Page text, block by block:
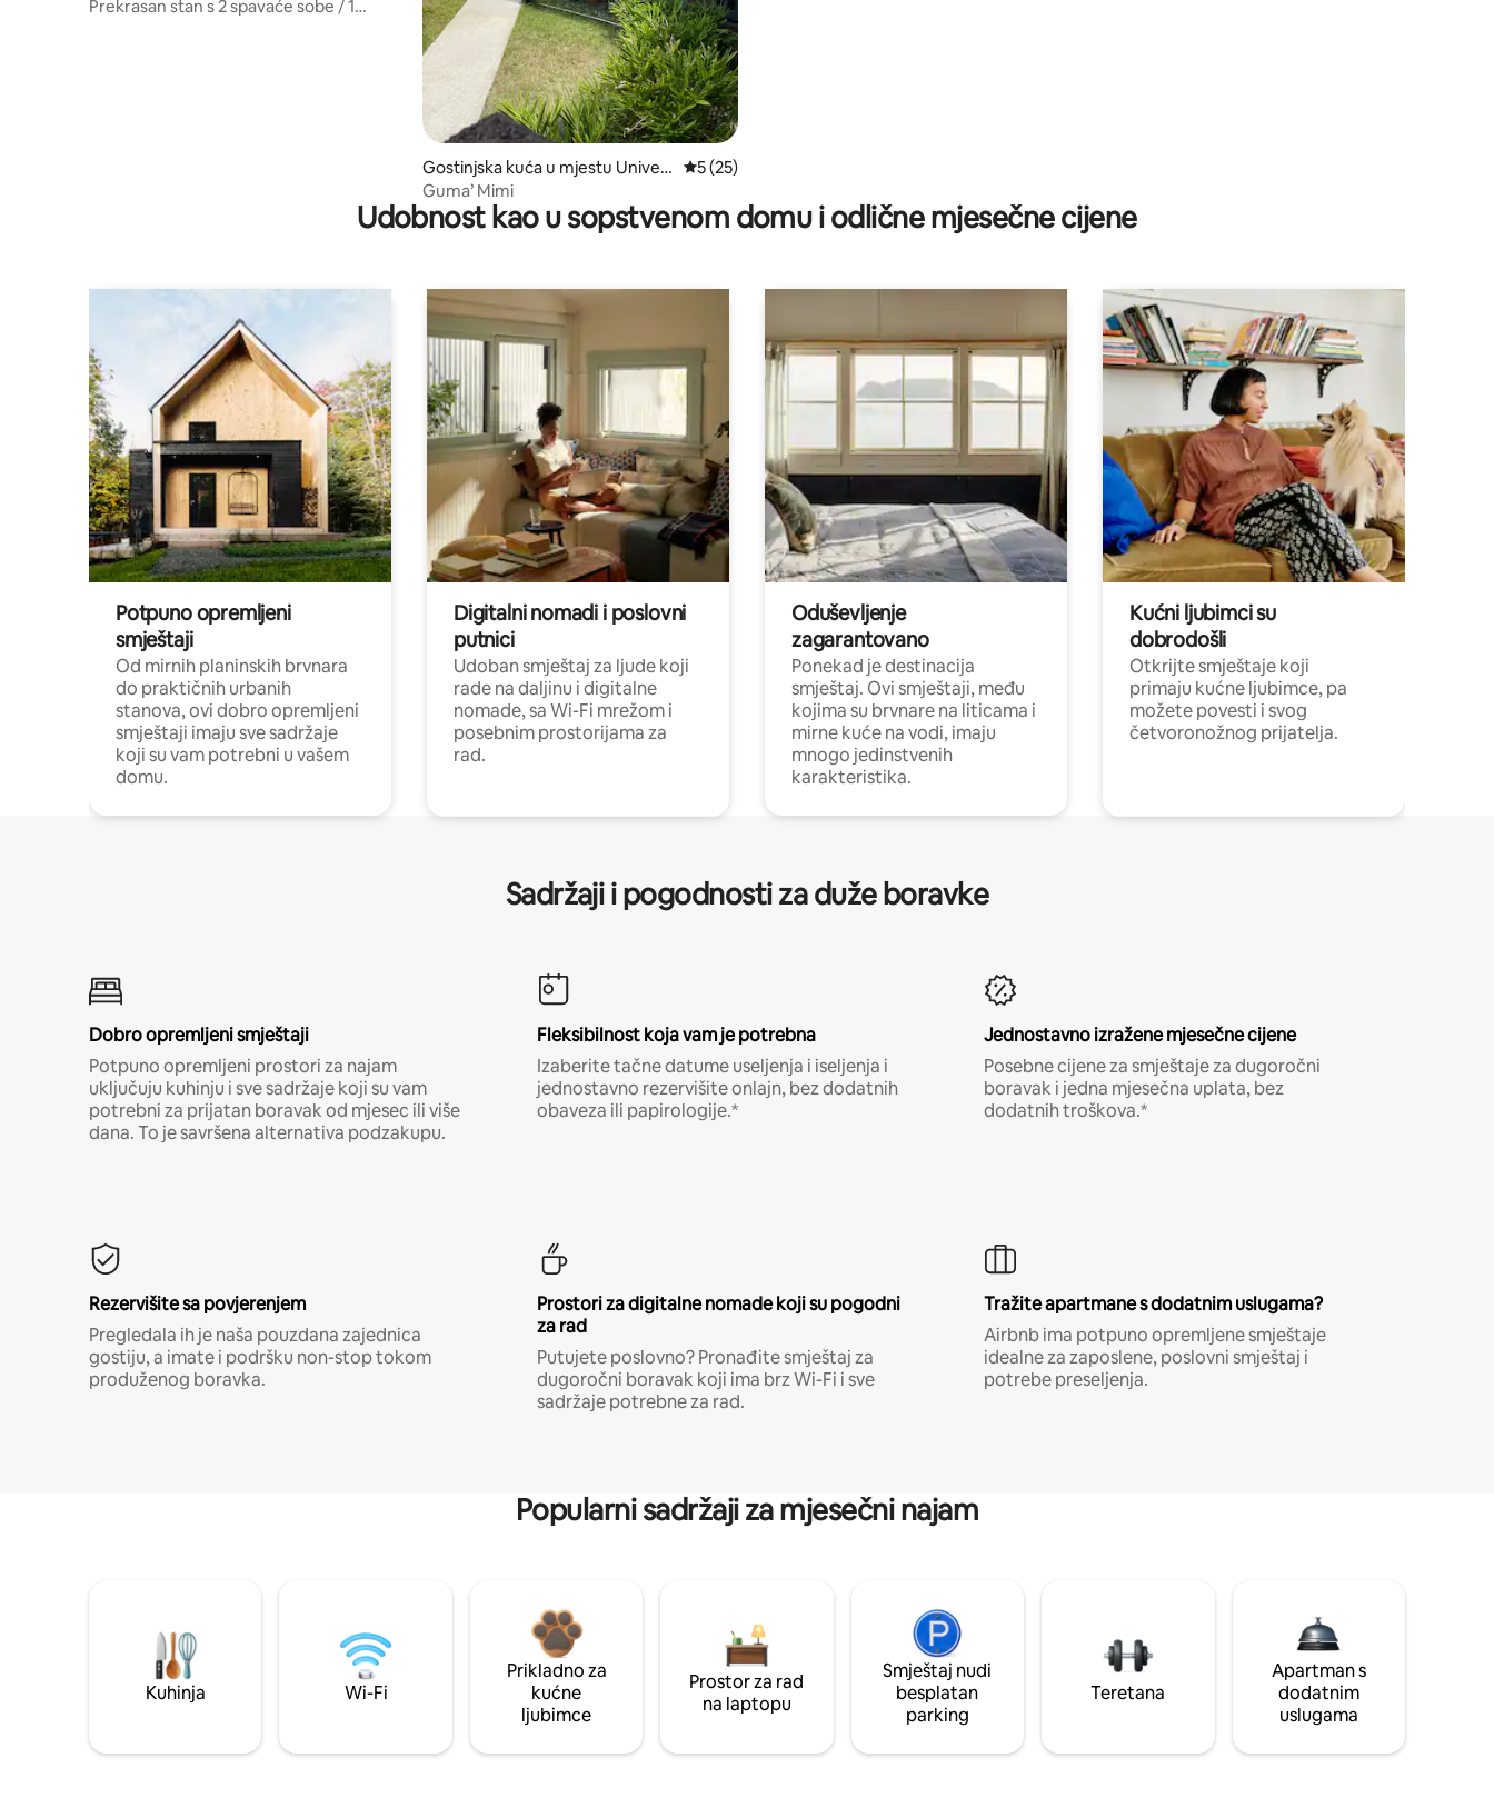
Prekrasan stan s 2 spavaće sobe / 1
Gostinjska kuća u mjestu Univers
ity of Guam
prosječna ocjena 5 od 5, recenzija: 25
5 (25)
Guma’ Mimi
Udobnost kao u sopstvenom domu i odlične mjesečne cijene
Potpuno opremljeni
smještaji
Od mirnih planinskih brvnara
do praktičnih urbanih
stanova, ovi dobro opremljeni
smještaji imaju sve sadržaje
koji su vam potrebni u vašem
domu.
Digitalni nomadi i poslovni
putnici
Udoban smještaj za ljude koji
rade na daljinu i digitalne
nomade, sa Wi-Fi mrežom i
posebnim prostorijama za
rad.
Oduševljenje
zagarantovano
Ponekad je destinacija
smještaj. Ovi smještaji, među
kojima su brvnare na liticama i
mirne kuće na vodi, imaju
mnogo jedinstvenih
karakteristika.
Kućni ljubimci su
dobrodošli
Otkrijte smještaje koji
primaju kućne ljubimce, pa
možete povesti i svog
četvoronožnog prijatelja.
Sadržaji i pogodnosti za duže boravke
Dobro opremljeni smještaji
Potpuno opremljeni prostori za najam
uključuju kuhinju i sve sadržaje koji su vam
potrebni za prijatan boravak od mjesec ili više
dana. To je savršena alternativa podzakupu.
Fleksibilnost koja vam je potrebna
Izaberite tačne datume useljenja i iseljenja i
jednostavno rezervišite onlajn, bez dodatnih
obaveza ili papirologije.*
Jednostavno izražene mjesečne cijene
Posebne cijene za smještaje za dugoročni
boravak i jedna mjesečna uplata, bez
dodatnih troškova.*
Rezervišite sa povjerenjem
Pregledala ih je naša pouzdana zajednica
gostiju, a imate i podršku non-stop tokom
produženog boravka.
Prostori za digitalne nomade koji su pogodni
za rad
Putujete poslovno? Pronađite smještaj za
dugoročni boravak koji ima brz Wi-Fi i sve
sadržaje potrebne za rad.
Tražite apartmane s dodatnim uslugama?
Airbnb ima potpuno opremljene smještaje
idealne za zaposlene, poslovni smještaj i
potrebe preseljenja.
Popularni sadržaji za mjesečni najam
Kuhinja Wi-Fi
Prikladno za
kućne
ljubimce
Prostor za rad
na laptopu
Smještaj nudi
besplatan
parking
Teretana
Apartman s
dodatnim
uslugama